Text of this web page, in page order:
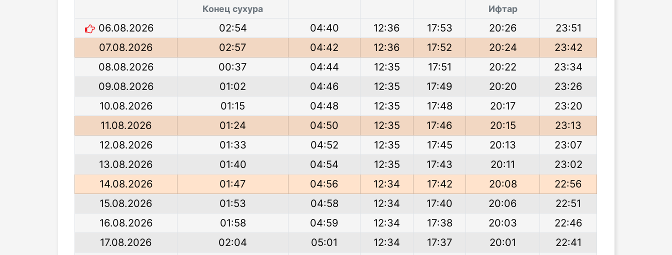
Конец сухура Ифтар
06.08.2026 02:54 04:40 12:36 17:53 20:26
23:51
07.08.2026
02:57 04:42 12:36 17:52 20:24
23:42
08.08.2026
00:37 04:44 12:35 17:51 20:22
23:34
09.08.2026
01:02 04:46 12:35 17:49 20:20
23:26
10.08.2026
01:15 04:48 12:35 17:48 20:17
23:20
11.08.2026
01:24 04:50 12:35 17:46 20:15
23:13
12.08.2026
01:33 04:52 12:35 17:45 20:13
23:07
13.08.2026
01:40 04:54 12:35 17:43 20:11
23:02
14.08.2026
01:47 04:56 12:34 17:42 20:08
22:56
15.08.2026
01:53 04:58 12:34 17:40 20:06
22:51
16.08.2026
01:58 04:59 12:34 17:38 20:03
22:46
17.08.2026
02:04 05:01 12:34 17:37 20:01
22:41